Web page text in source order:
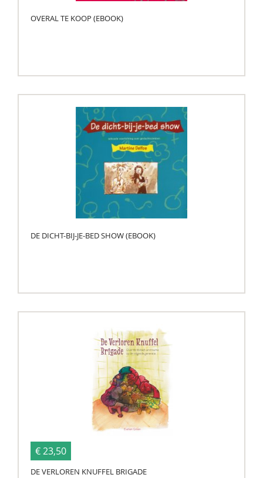
OVERAL TE KOOP (EBOOK)
DE DICHT-BIJ-JE-BED SHOW (EBOOK)
€ 23,50
DE VERLOREN KNUFFEL BRIGADE